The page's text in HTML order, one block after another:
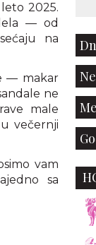
2025.
— od
na
— makar
ne
male
večernji
vam
sa